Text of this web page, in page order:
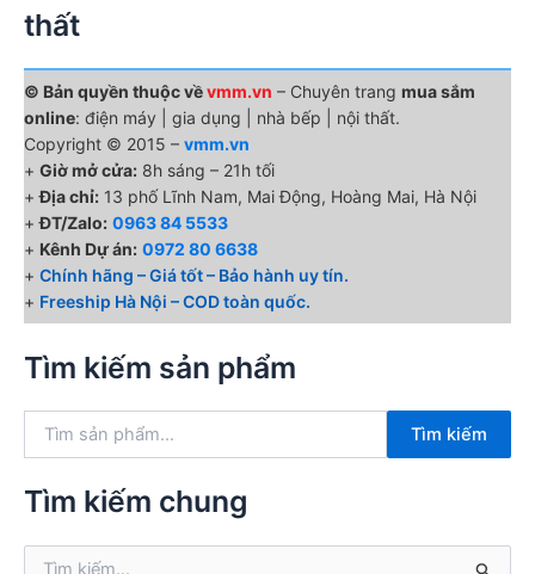
thất
© Bản quyền thuộc vềvmm.vn – Chuyên trang mua sắm
online: điện máy | gia dụng | nhà bếp | nội thất.
Copyright © 2015 – vmm.vn
+ Giờ mở cửa: 8h sáng – 21h tối
+Địa chỉ: 13 phố Lĩnh Nam, Mai Động, Hoàng Mai, Hà Nội
+ĐT/Zalo: 0963 84 5533
+ Kênh Dự án: 0972 80 6638
+ Chính hãng – Giá tốt – Bảo hành uy tín.
+ Freeship Hà Nội – COD toàn quốc.
Tìm kiếm sản phẩm
k
Tìm kiếm
Tìm kiếm chung